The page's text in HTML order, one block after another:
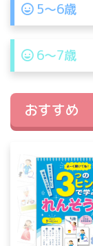
5〜6歳
6〜7歳
おすすめ